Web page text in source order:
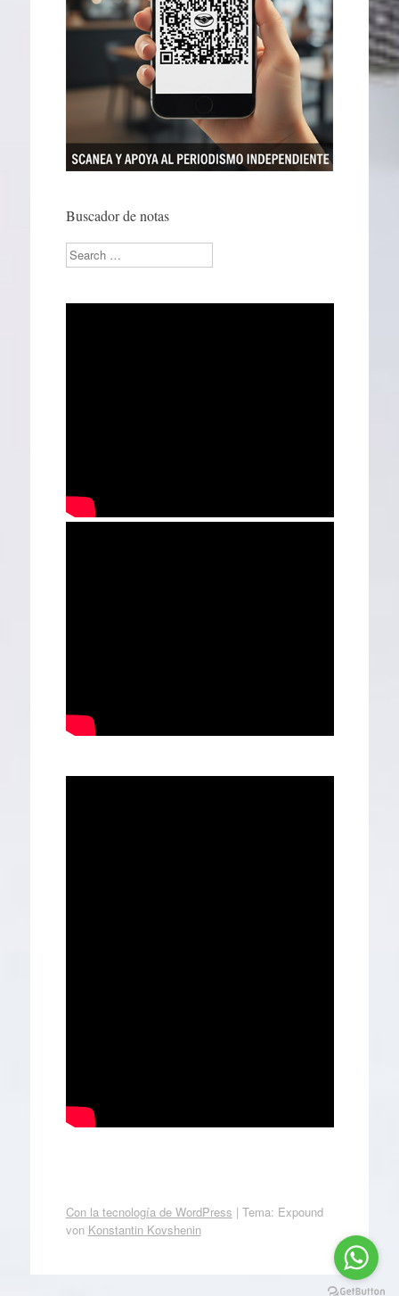
Buscador de notas
Search
Con la tecnología de WordPress | Tema: Expound
von Konstantin Kovshenin